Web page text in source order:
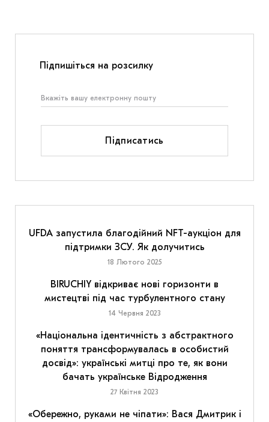
Підпишіться на розсилку
Підписатись
UFDA запустила благодійний NFT-аукціон для
підтримки ЗСУ. Як долучитись
18 Лютого 2025
BIRUCHIY відкриває нові горизонти в
мистецтві під час турбулентного стану
14 Червня 2023
«Національна ідентичність з абстрактного
поняття трансформувалась в особистий
досвід»: українські митці про те, як вони
бачать українське Відродження
27 Квітня 2023
«Обережно, руками не чіпати»: Вася Дмитрик і